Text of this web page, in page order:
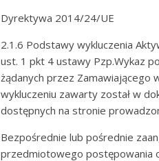
Dyrektywa 2014/24/UE
2.1.6 Podstawy wykluczenia
ust. 1 pkt 4 ustawy Pzp.Wykaz
żądanych przez
wykluczeniu zawarty został w
dostępnych na stronie
Bezpośrednie lub pośrednie
przedmiotowego postępowania